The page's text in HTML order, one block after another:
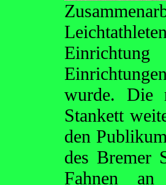
wurde. Die
Stankett
den
des Bremer
Fahnen an